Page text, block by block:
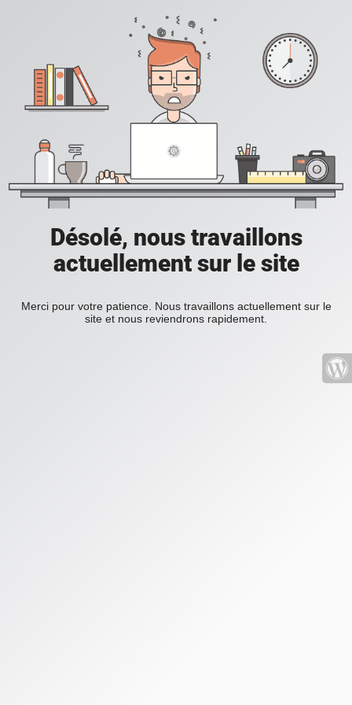
Désolé, nous travaillons
actuellement sur le site
Merci pour votre patience. Nous travaillons actuellement sur le
site et nous reviendrons rapidement.